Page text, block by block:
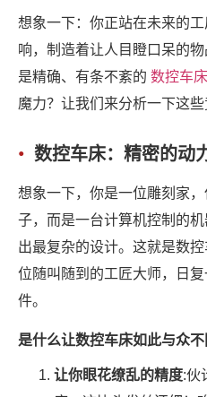
想象一下：你正站在未来的
响，制造着让人目瞪口呆的
是精确、有条不紊的 数控车床
魔力？让我们来分析一下这些
数控车床：精密的动
想象一下，你是一位雕刻家
子，而是一台计算机控制的
出最复杂的设计。这就是数
位随叫随到的工匠大师，日
件。
是什么让数控车床如此与众不
让你眼花缭乱的精度:伙